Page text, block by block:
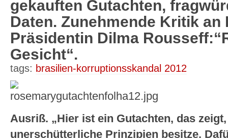
gekauften Gutachten,
Daten. Zunehmende Kritik an
Präsidentin Dilma
Gesicht“.
tags: brasilien-korruptionsskandal 2012
Ausriß. „Hier ist ein Gutachten, das
unerschütterliche Prinzipien besitze.